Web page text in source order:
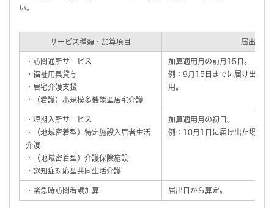
い。
サービス種類・加算項目 届出期限
・訪問通所サービス
・福祉用具貸与
・居宅介護支援
・（看護）小規模多機能型居宅介護
加算適用月の前月15日。
例：9月15日までに届け出た場
用。
・短期入所サービス
・（地域密着型）特定施設入居者生活
介護
・（地域密着型）介護保険施設
・認知症対応型共同生活介護
加算適用月の初日。
例：10月1日に届け出た場合、
・緊急時訪問看護加算 届出日から算定。